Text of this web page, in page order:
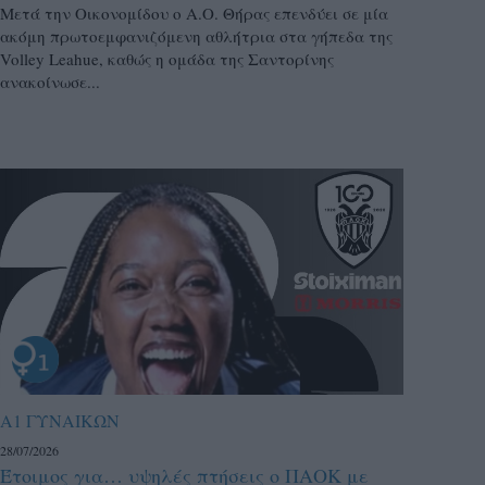
Μετά την Οικονομίδου ο Α.Ο. Θήρας επενδύει σε μία
ακόμη πρωτοεμφανιζόμενη αθλήτρια στα γήπεδα της
Volley Leahue, καθώς η ομάδα της Σαντορίνης
ανακοίνωσε...
Α1 ΓΥΝΑΙΚΩΝ
28/07/2026
Έτοιμος για… υψηλές πτήσεις ο ΠΑΟΚ με